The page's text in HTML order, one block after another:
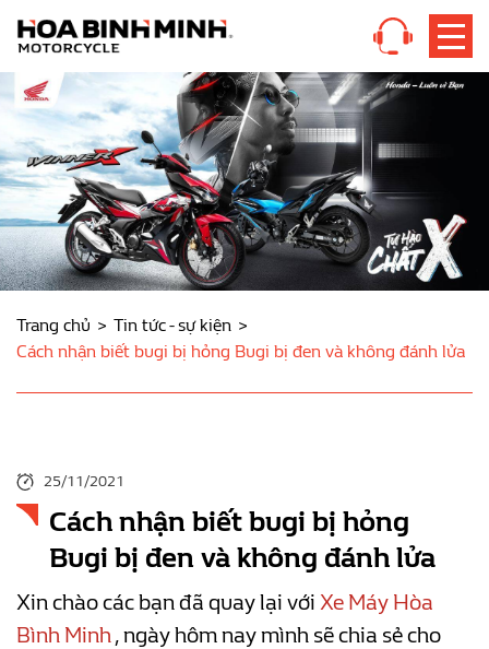
Trang chủ
Tin tức - sự kiện
Cách nhận biết bugi bị hỏng Bugi bị đen và không đánh lửa
25/11/2021
Cách nhận biết bugi bị hỏng
Bugi bị đen và không đánh lửa
Xin chào các bạn đã quay lại với Xe Máy Hòa
Bình Minh, ngày hôm nay mình sẽ chia sẻ cho